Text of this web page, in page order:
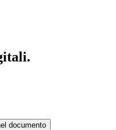
documento